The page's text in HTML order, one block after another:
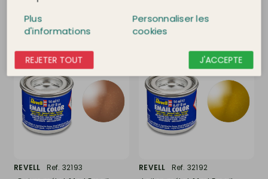
DÉTAIL
REVELL
Ref. 32193
REVELL
Ref. 32192
Plus
d'informations
Personnaliser les
cookies
REJETER TOUT J'ACCEPTE